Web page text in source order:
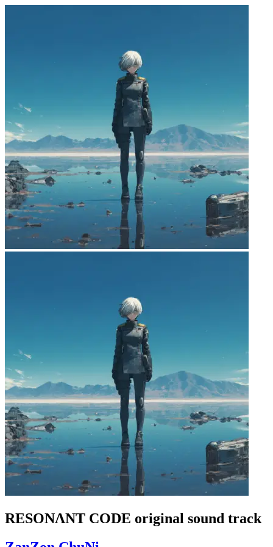
RESONΛNT CODE original sound track